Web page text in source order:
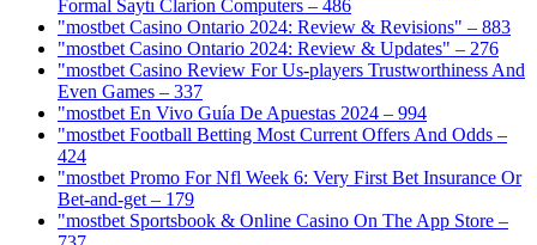
Formal Saytı Clarion Computers – 486
"mostbet Casino Ontario 2024: Review & Revisions" – 883
"mostbet Casino Ontario 2024: Review & Updates" – 276
"mostbet Casino Review For Us-players Trustworthiness And
Even Games – 337
"mostbet En Vivo Guía De Apuestas 2024 – 994
"mostbet Football Betting Most Current Offers And Odds –
424
"mostbet Promo For Nfl Week 6: Very First Bet Insurance Or
Bet-and-get – 179
"‎mostbet Sportsbook & Online Casino On The App Store –